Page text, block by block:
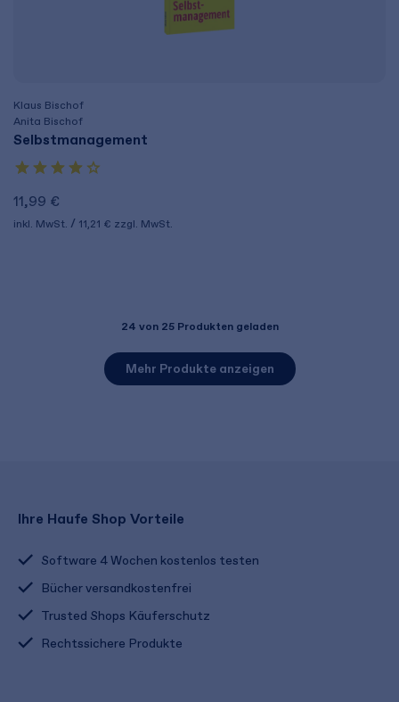
Klaus Bischof
Anita Bischof
Selbstmanagement
11,99 €
inkl. MwSt. 11,21 € zzgl. MwSt.
24 von 25 Produkten geladen
Mehr Produkte anzeigen
Ihre Haufe Shop Vorteile
Software 4 Wochen kostenlos testen
Bücher versandkostenfrei
Trusted Shops Käuferschutz
Rechtssichere Produkte